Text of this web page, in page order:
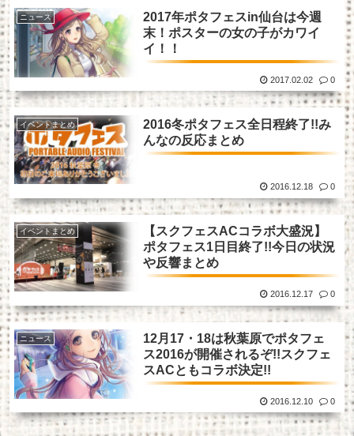
ニュース
2017年ポタフェスin仙台は今週
末！ポスターの女の子がカワイ
イ！！
2017.02.02 0
イベントまとめ
2016冬ポタフェス全日程終了!!み
んなの反応まとめ
2016.12.18 0
イベントまとめ
【スクフェスACコラボ大盛況】
ポタフェス1日目終了!!今日の状況
や反響まとめ
2016.12.17 0
ニュース
12月17・18は秋葉原でポタフェ
ス2016が開催されるぞ!!スクフェ
スACともコラボ決定!!
2016.12.10 0